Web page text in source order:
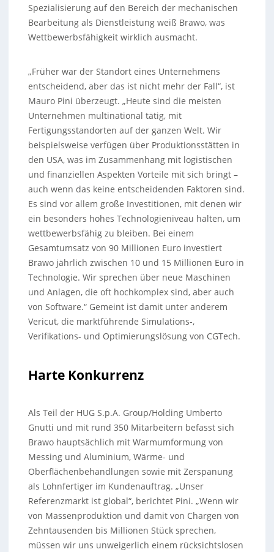
Spezialisierung auf den Bereich der mechanischen
Bearbeitung als Dienstleistung weiß Brawo, was
Wettbewerbsfähigkeit wirklich ausmacht.
„Früher war der Standort eines Unternehmens
entscheidend, aber das ist nicht mehr der Fall“, ist
Mauro Pini überzeugt. „Heute sind die meisten
Unternehmen multinational tätig, mit
Fertigungsstandorten auf der ganzen Welt. Wir
beispielsweise verfügen über Produktionsstätten in
den USA, was im Zusammenhang mit logistischen
und finanziellen Aspekten Vorteile mit sich bringt –
auch wenn das keine entscheidenden Faktoren sind.
Es sind vor allem große Investitionen, mit denen wir
ein besonders hohes Technologieniveau halten, um
wettbewerbsfähig zu bleiben. Bei einem
Gesamtumsatz von 90 Millionen Euro investiert
Brawo jährlich zwischen 10 und 15 Millionen Euro in
Technologie. Wir sprechen über neue Maschinen
und Anlagen, die oft hochkomplex sind, aber auch
von Software.“ Gemeint ist damit unter anderem
Vericut, die marktführende Simulations-,
Verifikations- und Optimierungslösung von CGTech.
Harte Konkurrenz
Als Teil der HUG S.p.A. Group/Holding Umberto
Gnutti und mit rund 350 Mitarbeitern befasst sich
Brawo hauptsächlich mit Warmumformung von
Messing und Aluminium, Wärme- und
Oberflächenbehandlungen sowie mit Zerspanung
als Lohnfertiger im Kundenauftrag. „Unser
Referenzmarkt ist global“, berichtet Pini. „Wenn wir
von Massenproduktion und damit von Chargen von
Zehntausenden bis Millionen Stück sprechen,
müssen wir uns unweigerlich einem rücksichtslosen